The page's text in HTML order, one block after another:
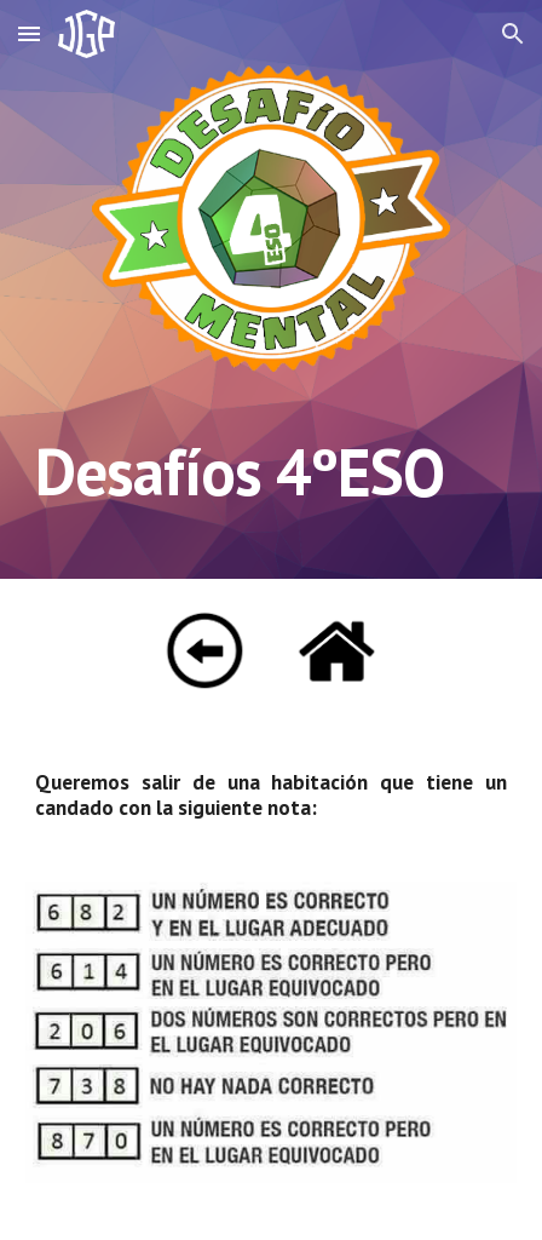
Skip to main content Skip to navigation
Desafíos 4ºESO
Queremos salir de una habitación que tiene un
candado con la siguiente nota: